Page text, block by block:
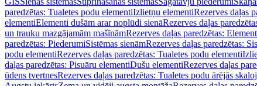
paredzētas: Tualetes podu elementiIzlietņu elementiRezerves daļas
elementiElementi dušām arar noplūdi sienāRezerves daļas
un trauku mazgājamām mašīnāmRezerves daļas paredzētas:
paredzētas: PiederumiSistēmas sienāmRezerves daļas paredzētas:
podu elementiRezerves daļas paredzētas: Tualetes podu elementi
daļas paredzētas: Pisuāru elementiDušu elementiRezerves daļas
ūdens tvertnesRezerves daļas paredzētas: Tualetes podu ārējās